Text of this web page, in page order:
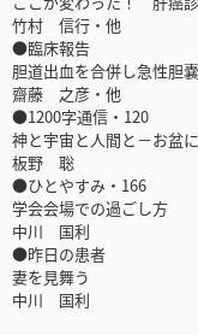
竹村 信行・他
●臨床報告
胆道出血を合併し急性胆
齋藤 之彦・他
●1200字通信・120
神と宇宙と人間と－お盆
板野 聡
●ひとやすみ・166
学会会場での過ごし方
中川 国利
●昨日の患者
妻を見舞う
中川 国利